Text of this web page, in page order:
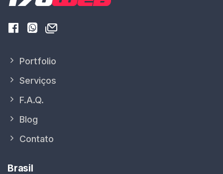
Portfolio
Serviços
F.A.Q.
Blog
Contato
Brasil